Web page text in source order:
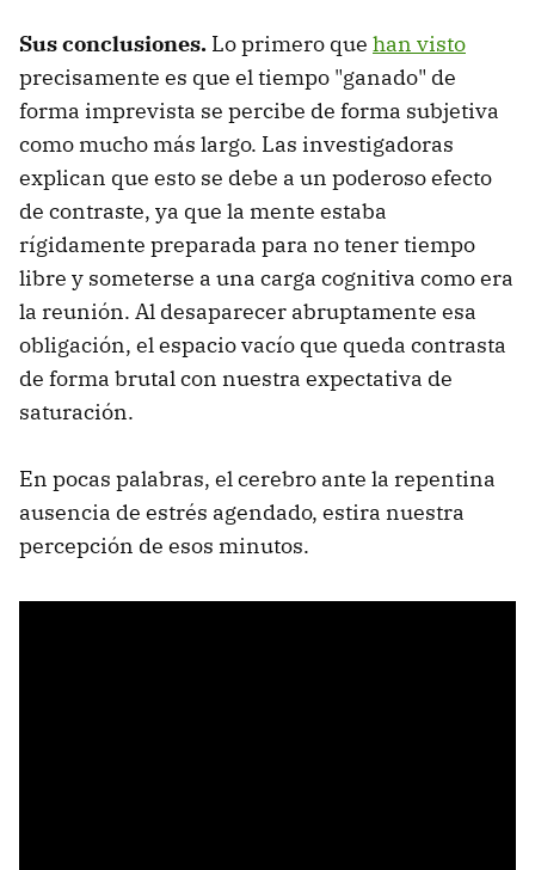
Sus conclusiones. Lo primero que han visto
precisamente es que el tiempo "ganado" de
forma imprevista se percibe de forma subjetiva
como mucho más largo. Las investigadoras
explican que esto se debe a un poderoso efecto
de contraste, ya que la mente estaba
rígidamente preparada para no tener tiempo
libre y someterse a una carga cognitiva como era
la reunión. Al desaparecer abruptamente esa
obligación, el espacio vacío que queda contrasta
de forma brutal con nuestra expectativa de
saturación.
En pocas palabras, el cerebro ante la repentina
ausencia de estrés agendado, estira nuestra
percepción de esos minutos.